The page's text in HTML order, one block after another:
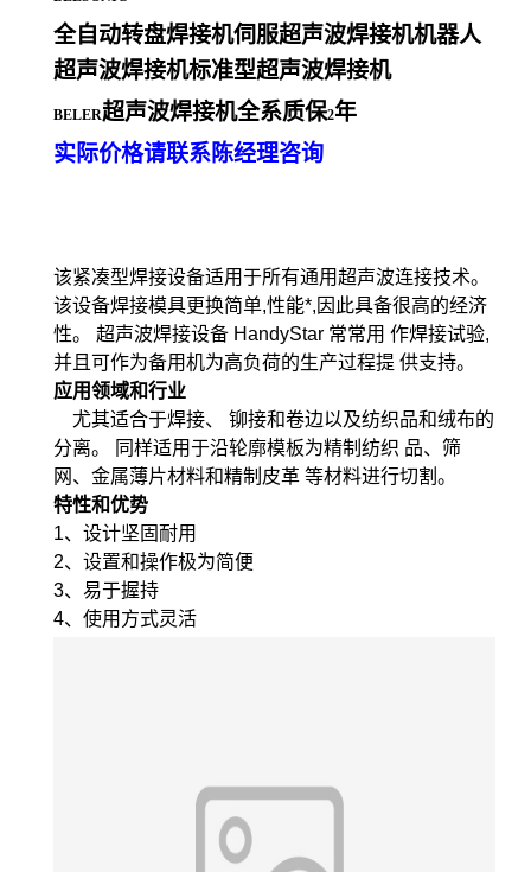
全自动转盘焊接机伺服超声波焊接机机器人
超声波焊接机标准型超声波焊接机
BELER超声波焊接机全系质保2年
实际价格请联系陈经理咨询
该紧凑型焊接设备适用于所有通用超声波连接技术。
该设备焊接模具更换简单,性能*,因此具备很高的经济
性。 超声波焊接设备 HandyStar 常常用 作焊接试验,
并且可作为备用机为高负荷的生产过程提 供支持。
应用领域和行业
尤其适合于焊接、 铆接和卷边以及纺织品和绒布的
分离。 同样适用于沿轮廓模板为精制纺织 品、筛
网、金属薄片材料和精制皮革 等材料进行切割。
特性和优势
1、设计坚固耐用
2、设置和操作极为简便
3、易于握持
4、使用方式灵活